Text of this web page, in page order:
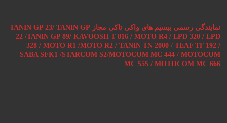
نمایندگی رسمی بیسیم های واکی تاکی مجاز TANIN GP 23/ TANIN GP
22 /TANIN GP 89/ KAVOOSH T 816 / MOTO R4 / LPD 320 / LPD
328 / MOTO R1 /MOTO R2 / TANIN TN 2000 / TEAF TF 192 /
SABA SFK1 /STARCOM S2/MOTOCOM MC 444 / MOTOCOM
MC 555 / MOTOCOM MC 666